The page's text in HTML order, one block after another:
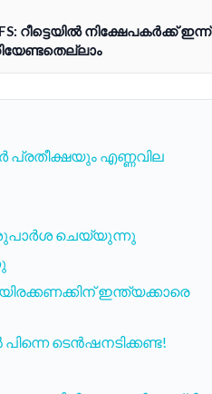
റീട്ടെയിൽ നിക്ഷേപകർക്ക് ഇന്ന്
പ്രതീക്ഷയും എണ്ണവില
ശുപാർശ ചെയ്യുന്നു
ഇന്ത്യക്കാരെ
ടെൻഷനടിക്കണ്ട!